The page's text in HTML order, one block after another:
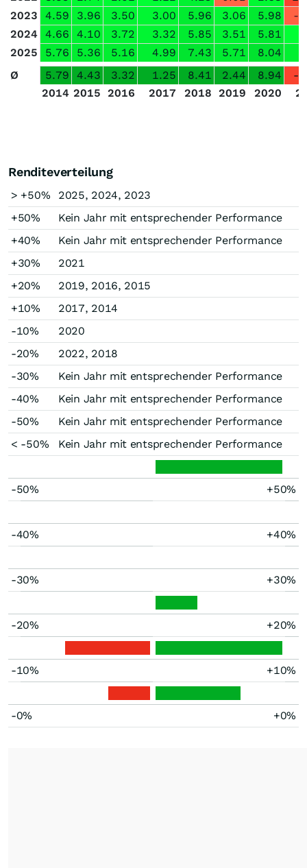
2023
4.59 3.96 3.50 3.00 5.96 3.06 5.98
-
2024 4.66 4.10 3.72 3.32 5.85 3.51 5.81
2025
5.76 5.36 5.16 4.99 7.43 5.71 8.04
Ø
5.79 4.43 3.32 1.25 8.41 2.44 8.94
-
2014 2015 2016 2017 2018 2019 2020
Renditeverteilung
> +50%
2025, 2024, 2023
+50%
Kein Jahr mit entsprechender Performance
+40%
Kein Jahr mit entsprechender Performance
+30%
2021
+20%
2019, 2016, 2015
+10%
2017, 2014
-10%
2020
-20%
2022, 2018
-30%
Kein Jahr mit entsprechender Performance
-40%
Kein Jahr mit entsprechender Performance
-50%
Kein Jahr mit entsprechender Performance
< -50%
Kein Jahr mit entsprechender Performance
-50% +50%
-40% +40%
-30% +30%
-20% +20%
-10% +10%
-0% +0%